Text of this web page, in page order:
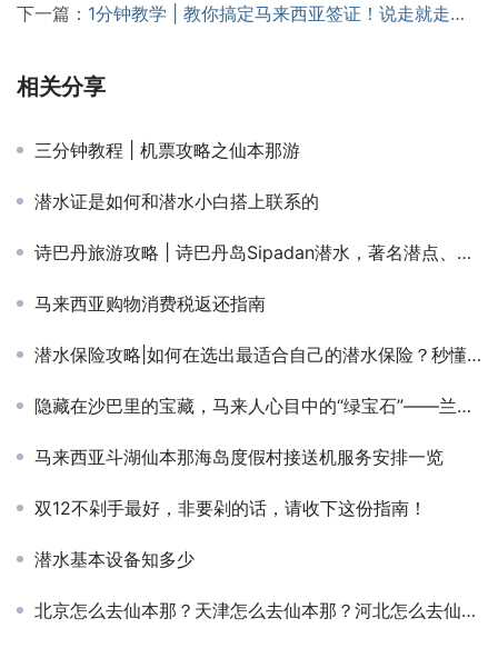
下一篇： 1分钟教学 | 教你搞定马来西亚签证！说走就走不用愁！
相关分享
三分钟教程 | 机票攻略之仙本那游
潜水证是如何和潜水小白搭上联系的
诗巴丹旅游攻略 | 诗巴丹岛Sipadan潜水，著名潜点、诗巴丹名额、诗巴丹住宿、潜水考证，全部解决！
马来西亚购物消费税返还指南
潜水保险攻略|如何在选出最适合自己的潜水保险？秒懂……
隐藏在沙巴里的宝藏，马来人心目中的“绿宝石”——兰卡央
马来西亚斗湖仙本那海岛度假村接送机服务安排一览
双12不剁手最好，非要剁的话，请收下这份指南！
潜水基本设备知多少
北京怎么去仙本那？天津怎么去仙本那？河北怎么去仙本那？华北地区到仙本那推荐行程！